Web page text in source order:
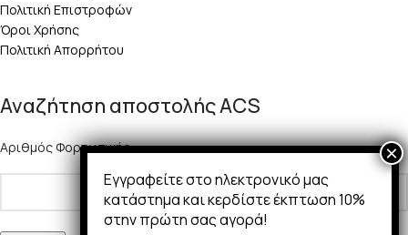
Πολιτική Επιστροφών
Όροι Χρήσης
Πολιτική Απορρήτου
Αναζήτηση αποστολής ACS
Αριθμός Φορτωτικής:
Εγγραφείτε στο ηλεκτρονικό μας
κατάστημα και κερδίστε έκπτωση 10%
στην πρώτη σας αγορά!